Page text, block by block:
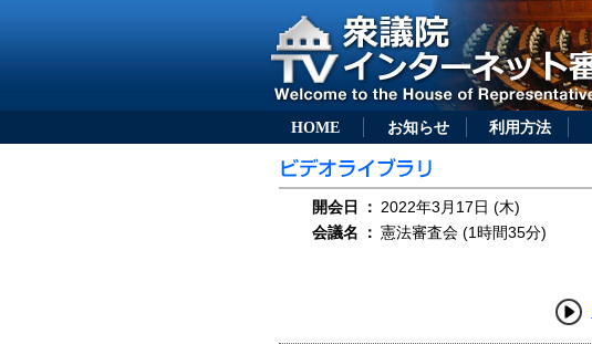
HOME お知らせ 利用方法
開会日 ： 2022年3月17日 (木)
会議名
： 憲法審査会 (1時間35分)